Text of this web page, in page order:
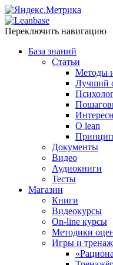
Переключить навигацию
База знаний
Статьи
Методы
Лучший
O lean
Документы
Видео
Аудиокниги
Тесты
Магазин
Книги
Видеокурсы
On-line курсы
Методики
Игры и